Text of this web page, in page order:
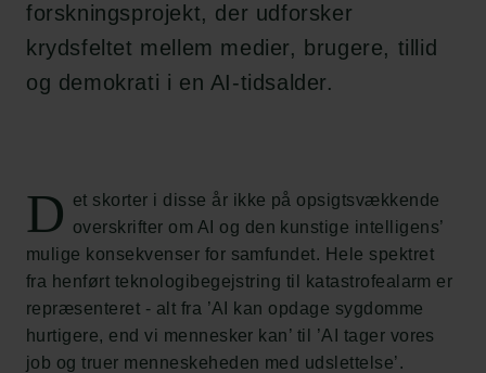
forskningsprojekt, der udforsker
krydsfeltet mellem medier, brugere, tillid
og demokrati i en AI-tidsalder.
D
et skorter i disse år ikke på opsigtsvækkende
overskrifter om AI og den kunstige intelligens’
mulige konsekvenser for samfundet. Hele spektret
fra henført teknologibegejstring til katastrofealarm er
repræsenteret - alt fra ’AI kan opdage sygdomme
hurtigere, end vi mennesker kan’ til ’AI tager vores
job og truer menneskeheden med udslettelse’.